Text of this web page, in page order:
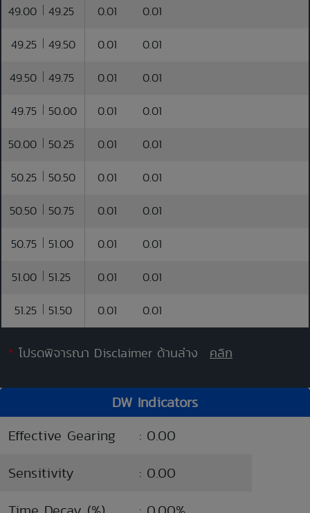
49.00 49.25 0.01 0.01
49.25 49.50 0.01 0.01
49.50 49.75 0.01 0.01
49.75 50.00 0.01 0.01
50.00 50.25 0.01 0.01
50.25 50.50 0.01 0.01
50.50 50.75 0.01 0.01
50.75 51.00 0.01 0.01
51.00 51.25 0.01 0.01
51.25 51.50 0.01 0.01
* โปรดพิจารณา Disclaimer ด้านล่าง คลิก
DW Indicators
Effective Gearing
: 0.00
Sensitivity
: 0.00